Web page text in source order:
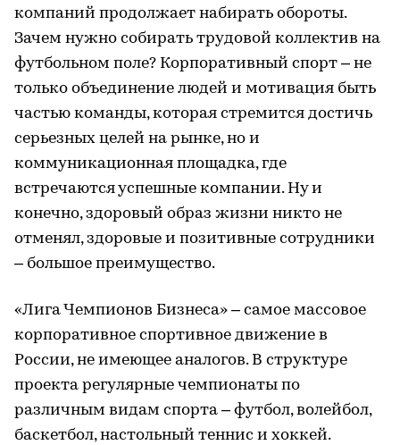
компаний продолжает набирать обороты.
Зачем нужно собирать трудовой коллектив на
футбольном поле? Корпоративный спорт – не
только объединение людей и мотивация быть
частью команды, которая стремится достичь
серьезных целей на рынке, но и
коммуникационная площадка, где
встречаются успешные компании. Ну и
конечно, здоровый образ жизни никто не
отменял, здоровые и позитивные сотрудники
– большое преимущество.
«Лига Чемпионов Бизнеса» – самое массовое
корпоративное спортивное движение в
России, не имеющее аналогов. В структуре
проекта регулярные чемпионаты по
различным видам спорта – футбол, волейбол,
баскетбол, настольный теннис и хоккей.